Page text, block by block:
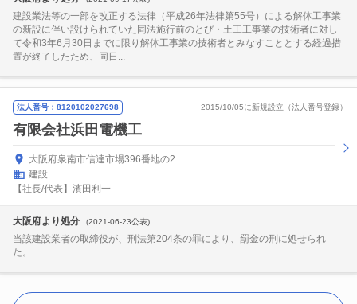
建設業法等の一部を改正する法律（平成26年法律第55号）による解体工事業
の新設に伴い設けられていた同法施行前のとび・土工工事業の技術者に対し
て令和3年6月30日までに限り解体工事業の技術者とみなすこととする経過措
置が終了したため、同日...
法人番号：8120102027698 2015/10/05に新規設立（法人番号登録）
有限会社浜田電機工
大阪府泉南市信達市場396番地の2
建設
【社長/代表】濱田利一
大阪府より処分 (2021-06-23公表)
当該建設業者の取締役が、刑法第204条の罪により、罰金の刑に処せられ
た。